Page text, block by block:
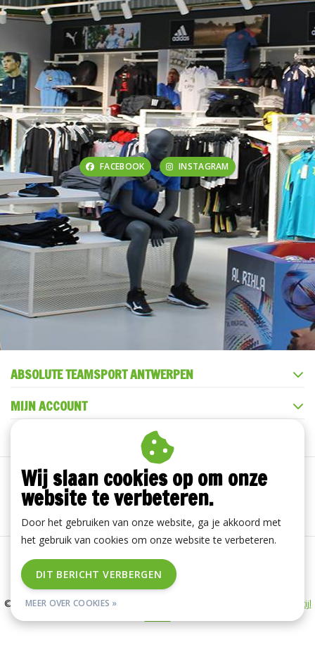
FACEBOOK INSTAGRAM
ABSOLUTE TEAMSPORT ANTWERPEN
MIJN ACCOUNT
Algemene voorwaarden | Disclaimer
RSS Feed
© Copyright 2026 - ABSOLUTE TEAMSPORT ANTWERPEN | Realisatie
InStijl
Wij slaan cookies op om onze
website te verbeteren.
Door het gebruiken van onze website, ga je akkoord met
het gebruik van cookies om onze website te verbeteren.
DIT BERICHT VERBERGEN
MEER OVER COOKIES »